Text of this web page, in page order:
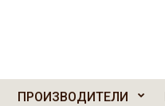
ПРОИЗВОДИТЕЛИ